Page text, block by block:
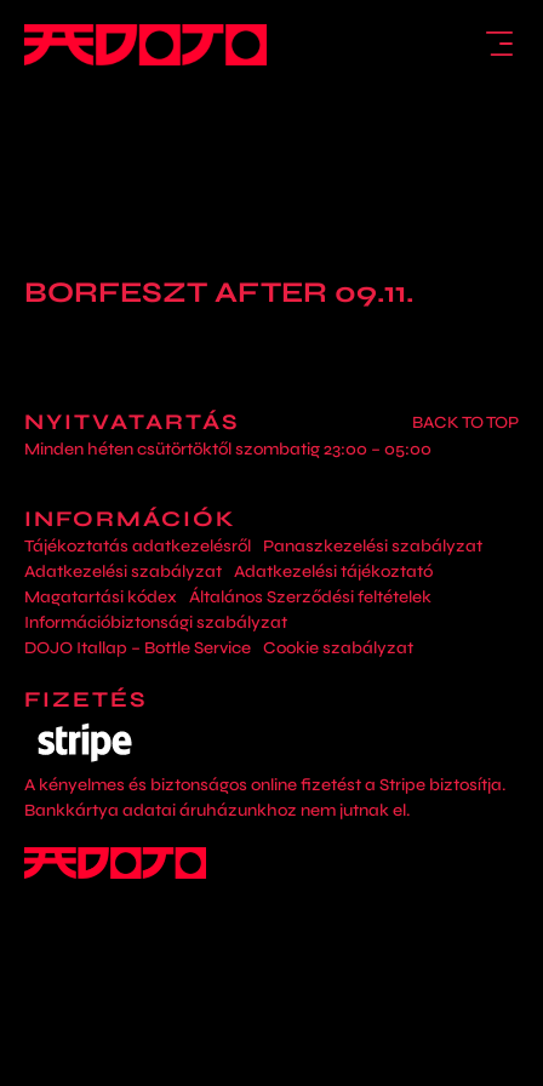
BORFESZT AFTER 09.11.
NYITVATARTÁS
BACK TO TOP
Minden héten csütörtöktől szombatig 23:00 – 05:00
INFORMÁCIÓK
Tájékoztatás adatkezelésről
Panaszkezelési szabályzat
Adatkezelési szabályzat Adatkezelési tájékoztató
Magatartási kódex Általános Szerződési feltételek
Információbiztonsági szabályzat
DOJO Itallap – Bottle Service Cookie szabályzat
FIZETÉS
A kényelmes és biztonságos online fizetést a Stripe biztosítja.
Bankkártya adatai áruházunkhoz nem jutnak el.